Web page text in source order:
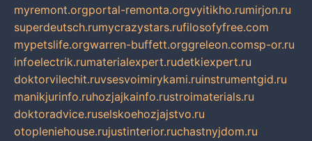
myremont.orgportal-remonta.orgvyitikho.rumirjon.ru
superdeutsch.rumycrazystars.rufilosofyfree.com
mypetslife.orgwarren-buffett.orggreleon.comsp-or.ru
infoelectrik.rumaterialexpert.rudetkiexpert.ru
doktorvilechit.ruvsesvoimirykami.ruinstrumentgid.ru
manikjurinfo.ruhozjajkainfo.rustroimaterials.ru
doktoradvice.ruselskoehozjajstvo.ru
otopleniehouse.rujustinterior.ruchastnyjdom.ru